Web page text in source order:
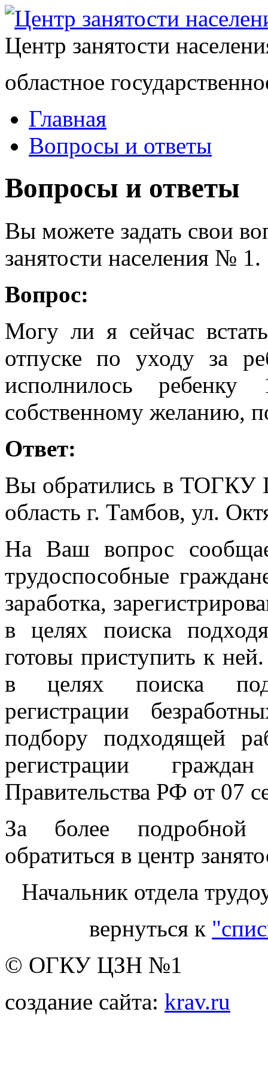
Центр занятости
областное
Главная
Вопросы и ответы
Вопросы и ответы
Вы можете задать свои
занятости населения № 1.
Вопрос:
Могу ли я сейчас
отпуске по уходу за
исполнилось
собственному желанию,
Ответ:
Вы обратились в
область г. Тамбов, ул.
На Ваш вопрос
трудоспособные
заработка,
в целях поиска
готовы приступить к
в целях поиска
регистрации
подбору подходящей
регистрации
Правительства РФ от 07
За более подробной
обратиться в центр
Начальник отдела
вернуться к
© ОГКУ ЦЗН №1
создание сайта: krav.ru